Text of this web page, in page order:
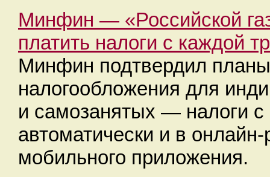
Минфин — «Российской
платить налоги с каждой
Минфин подтвердил
налогообложения для
и самозанятых — налоги с
автоматически и в
мобильного приложения.